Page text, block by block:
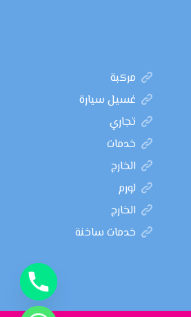
مركبة
غسيل سيارة
تجاري
خدمات
الخارج
لورم
الخارج
خدمات ساخنة